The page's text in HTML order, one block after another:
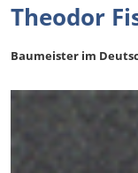
Theodor
Baumeister im